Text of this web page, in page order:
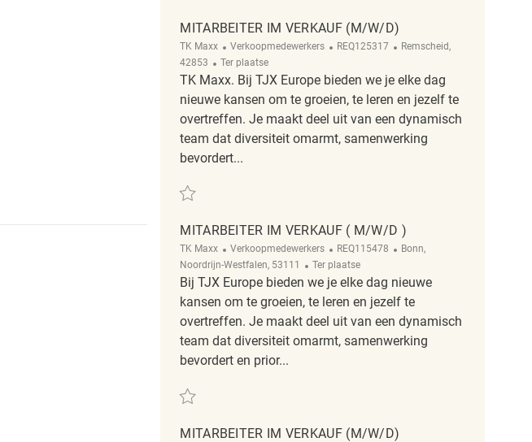
MITARBEITER IM VERKAUF (M/W/D)
TK Maxx Categorie
Verkoopmedewerkers ReqId
REQ125317 Plaats
Remscheid,
42853
Afgelegen
Ter plaatse
TK Maxx. Bij TJX Europe bieden we je elke dag
nieuwe kansen om te groeien, te leren en jezelf te
overtreffen. Je maakt deel uit van een dynamisch
team dat diversiteit omarmt, samenwerking
bevordert...
Redden Mitarbeiter im Verkauf (m/w/d) REQ125317
MITARBEITER IM VERKAUF ( M/W/D )
TK Maxx Categorie
Verkoopmedewerkers ReqId
REQ115478 Plaats
Bonn,
Noordrijn-Westfalen, 53111
Afgelegen
Ter plaatse
Bij TJX Europe bieden we je elke dag nieuwe
kansen om te groeien, te leren en jezelf te
overtreffen. Je maakt deel uit van een dynamisch
team dat diversiteit omarmt, samenwerking
bevordert en prior...
Redden Mitarbeiter im Verkauf ( m/w/d ) REQ115478
MITARBEITER IM VERKAUF (M/W/D)